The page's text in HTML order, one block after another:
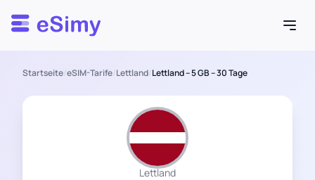
Esimy
Startseite/eSIM-Tarife/Lettland/Lettland – 5 GB – 30 Tage
Lettland